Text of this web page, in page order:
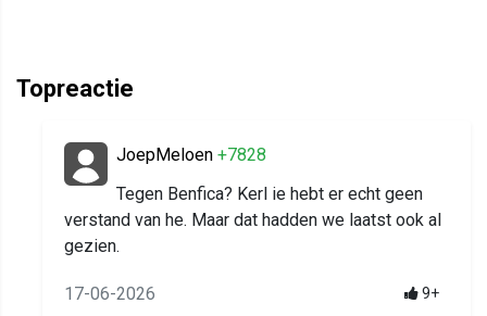
Topreactie
JoepMeloen +7828
Tegen Benfica? Kerl ie hebt er echt geen
verstand van he. Maar dat hadden we laatst ook al
gezien.
17-06-2026 9+